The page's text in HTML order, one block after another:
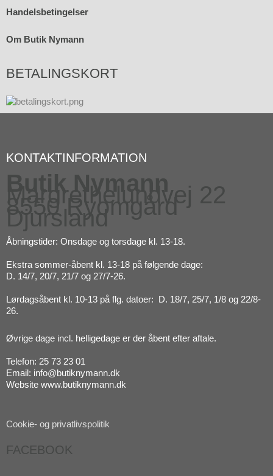
Handelsbetingelser
Om Butik Nymann
BETALINGSKORT
KONTAKTINFORMATION
Butik Nymann
Margrethelundvej 22
8550 Ryomgård
Djursland
Åbningstider: Onsdage og torsdage kl. 13-18.
Ekstra sommer-åbent kl. 13-18 på følgende dage:
D. 14/7, 20/7, 21/7 og 27/7-26.
Lørdagsåbent kl. 10-13 på flg. datoer: D. 18/7, 25/7, 1/8 og 22/8-
26.
Øvrige dage incl. helligedage er der åbent efter aftale.
Telefon: 25 73 23 01
Email: info@butiknymann.dk
Website www.butiknymann.dk
Cookie- og privatlivspolitik
FACEBOOK